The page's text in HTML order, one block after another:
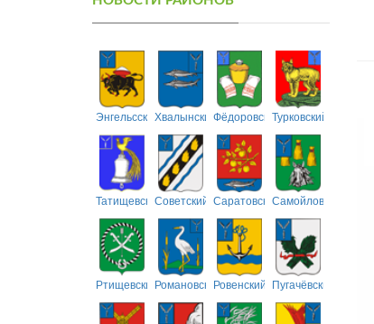
ЭнгельсскийХвалынскийФёдоровскийТурковский
ТатищевскийСоветский СаратовскийСамойловский
РтищевскийРомановскийРовенский Пугачёвский